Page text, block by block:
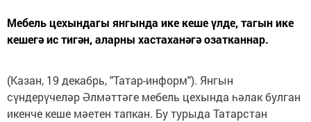
Мебель цехындагы янгында ике кеше үлде, тагын ике
кешегә ис тигән, аларны хастаханәгә озатканнар.
(Казан, 19 декабрь, "Татар-информ"). Янгын
сүндерүчеләр Әлмәттәге мебель цехында һәлак булган
икенче кеше мәетен тапкан. Бу турыда Татарстан